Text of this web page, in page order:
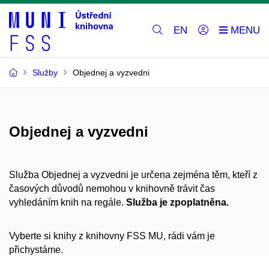
EN
Služby Objednej a vyzvedni
Objednej a vyzvedni
Služba Objednej a vyzvedni je určena zejména těm, kteří z
časových důvodů nemohou v knihovně trávit čas
vyhledáním knih na regále. Služba je zpoplatněna.
Vyberte si knihy z knihovny FSS MU, rádi vám je
přichystáme.